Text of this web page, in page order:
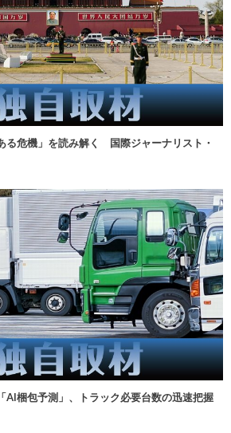
る危機」を読み解く 国際ジャーナリスト・
AI梱包予測」、トラック必要台数の迅速把握